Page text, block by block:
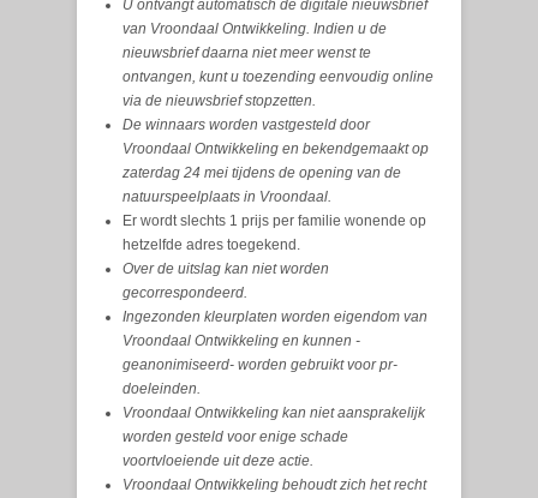
U ontvangt automatisch de digitale nieuwsbrief
van Vroondaal Ontwikkeling. Indien u de
nieuwsbrief daarna niet meer wenst te
ontvangen, kunt u toezending eenvoudig online
via de nieuwsbrief stopzetten.
De winnaars worden vastgesteld door
Vroondaal Ontwikkeling en bekendgemaakt op
zaterdag 24 mei tijdens de opening van de
natuurspeelplaats in Vroondaal.
Er wordt slechts 1 prijs per familie wonende op
hetzelfde adres toegekend.
Over de uitslag kan niet worden
gecorrespondeerd.
Ingezonden kleurplaten worden eigendom van
Vroondaal Ontwikkeling en kunnen -
geanonimiseerd- worden gebruikt voor pr-
doeleinden.
Vroondaal Ontwikkeling kan niet aansprakelijk
worden gesteld voor enige schade
voortvloeiende uit deze actie.
Vroondaal Ontwikkeling behoudt zich het recht